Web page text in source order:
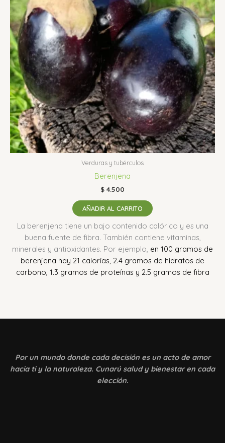
Verduras y tubérculos
Berenjena
$ 4.500
AÑADIR AL CARRITO
La berenjena tiene un bajo contenido calórico y es una
buena fuente de fibra. También contiene vitaminas,
minerales y antioxidantes. Por ejemplo, en 100 gramos de
berenjena hay 21 calorías, 2.4 gramos de hidratos de
carbono, 1.3 gramos de proteínas y 2.5 gramos de fibra
Por un mundo donde cada decisión es un acto de amor
hacia ti y la naturaleza. Cunarú salud y bienestar en cada
elección.